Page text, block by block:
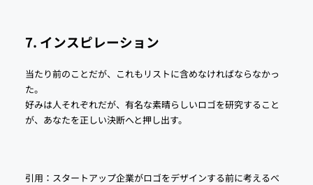
7. インスピレーション
当たり前のことだが、これもリストに含めなければならなかっ
た。
好みは人それぞれだが、有名な素晴らしいロゴを研究すること
が、あなたを正しい決断へと押し出す。
引用： スタートアップ企業がロゴをデザインする前に考えるべ